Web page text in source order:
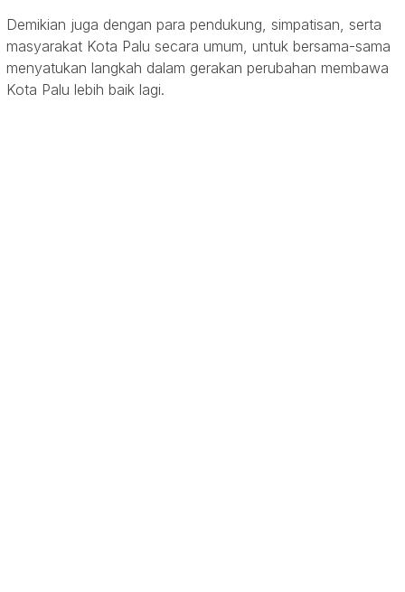
Demikian juga dengan para pendukung, simpatisan, serta
masyarakat Kota Palu secara umum, untuk bersama-sama
menyatukan langkah dalam gerakan perubahan membawa
Kota Palu lebih baik lagi.